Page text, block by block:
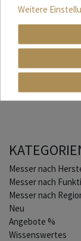
Home
Messer nach
Messer nach
Messer nach
Neu
Angebote %
Wissenswertes
Weitere